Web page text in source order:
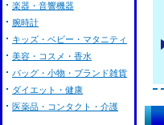
楽器・音響機器
腕時計
キッズ・ベビー・マタニティ
美容・コスメ・香水
バッグ・小物・ブランド雑貨
ダイエット・健康
医薬品・コンタクト・介護